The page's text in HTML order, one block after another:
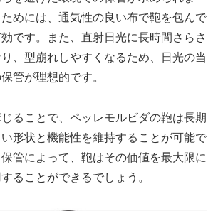
めには、通気性の良い布で鞄を包んで
です。また、直射日光に長時間さらさ
、型崩れしやすくなるため、日光の当
管が理想的です。
ることで、ペッレモルビダの鞄は長期
形状と機能性を維持することが可能で
管によって、鞄はその価値を最大限に
ることができるでしょう。